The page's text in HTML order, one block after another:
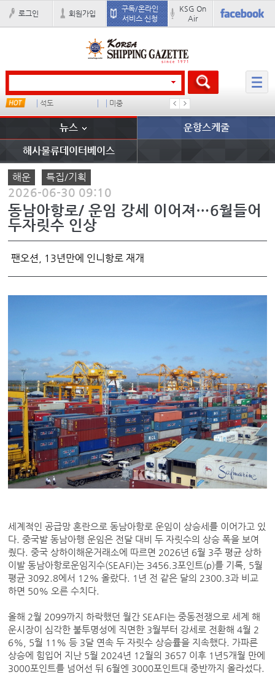
로그인 회원가입
구독/온라인
서비스 신청
KSG On
Air
석도
뉴스 운항스케줄
해사물류데이터베이스
해운 특집/기획
2026-06-30 09:10
동남아항로/ 운임 강세 이어져…6월들어
두자릿수 인상
팬오션, 13년만에 인니항로 재개
세계적인 공급망 혼란으로 동남아항로 운임이 상승세를 이어가고 있
다. 중국발 동남아행 운임은 전달 대비 두 자릿수의 상승 폭을 보여
줬다. 중국 상하이해운거래소에 따르면 2026년 6월 3주 평균 상하
이발 동남아항로운임지수(SEAFI)는 3456.3포인트(p)를 기록, 5월
평균 3092.8에서 12% 올랐다. 1년 전 같은 달의 2300.3과 비교
하면 50% 오른 수치다.
올해 2월 2099까지 하락했던 월간 SEAFI는 중동전쟁으로 세계 해
운시장이 심각한 불투명성에 직면한 3월부터 강세로 전환해 4월 2
6%, 5월 11% 등 3달 연속 두 자릿수 상승률을 지속했다. 가파른
상승에 힘입어 지난 5월 2024년 12월의 3657 이후 1년5개월 만에
3000포인트를 넘어선 뒤 6월엔 3000포인트대 중반까지 올라섰다.